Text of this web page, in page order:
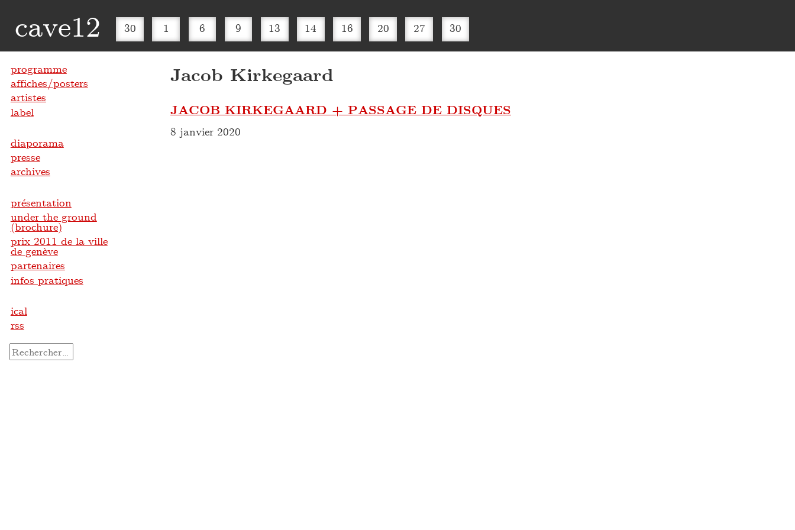
cave12 30 1 6 9 13 14 16 20 27 30
Jacob Kirkegaard
JACOB KIRKEGAARD + PASSAGE DE DISQUES
8 janvier 2020
programme
affiches/posters
artistes
label
diaporama
presse
archives
présentation
under the ground
(brochure)
prix 2011 de la ville
de genève
partenaires
infos pratiques
ical
rss
Rechercher :